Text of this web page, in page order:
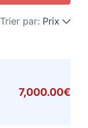
Trier par: Prix
7,000.00€